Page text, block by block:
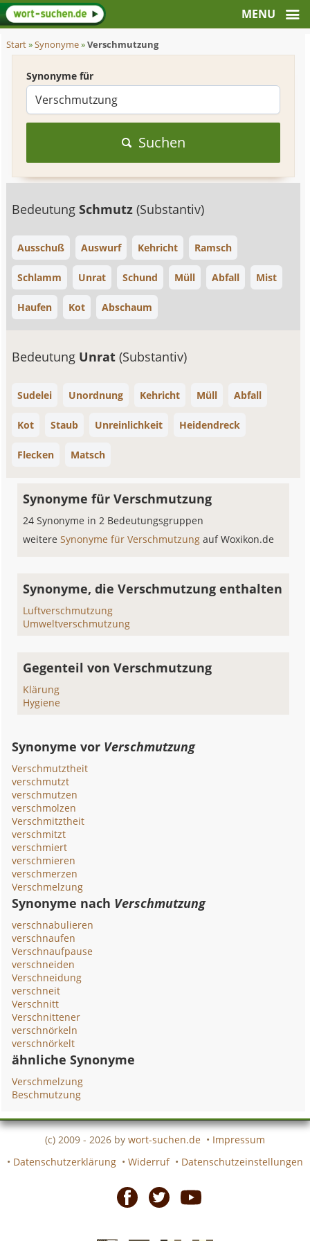
Start»Synonyme»Verschmutzung
Synonyme für
Suchen
BedeutungSchmutz(Substantiv)
Ausschuß Auswurf Kehricht Ramsch
Schlamm Unrat Schund Müll Abfall Mist
Haufen Kot Abschaum
Bedeutung Unrat(Substantiv)
Sudelei Unordnung Kehricht Müll Abfall
Kot Staub Unreinlichkeit Heidendreck
Flecken Matsch
Synonyme für Verschmutzung
24 Synonyme in 2 Bedeutungsgruppen
weitereSynonyme für Verschmutzungauf Woxikon.de
Synonyme, die Verschmutzung enthalten
Luftverschmutzung
Umweltverschmutzung
Gegenteil von Verschmutzung
Klärung
Hygiene
Synonyme vor Verschmutzung
Verschmutztheit
verschmutzt
verschmutzen
verschmolzen
Verschmitztheit
verschmitzt
verschmiert
verschmieren
verschmerzen
Verschmelzung
Synonyme nach Verschmutzung
verschnabulieren
verschnaufen
Verschnaufpause
verschneiden
Verschneidung
verschneit
Verschnitt
Verschnittener
verschnörkeln
verschnörkelt
ähnliche Synonyme
Verschmelzung
Beschmutzung
(c) 2009 - 2026 by wort-suchen.de • Impressum
• Datenschutzerklärung • Widerruf • Datenschutzeinstellungen